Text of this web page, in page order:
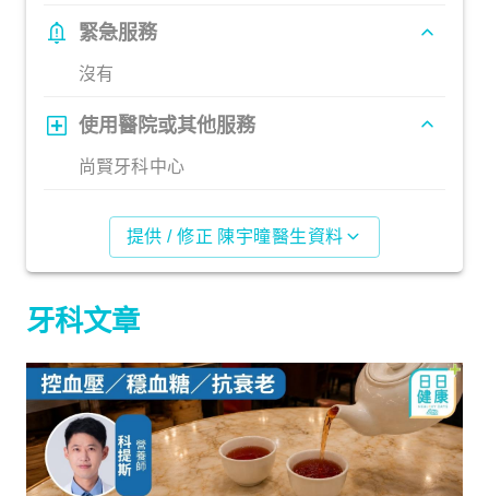
緊急服務
沒有
使用醫院或其他服務
尚賢牙科中心
提供 / 修正 陳宇曈醫生資料
牙科文章